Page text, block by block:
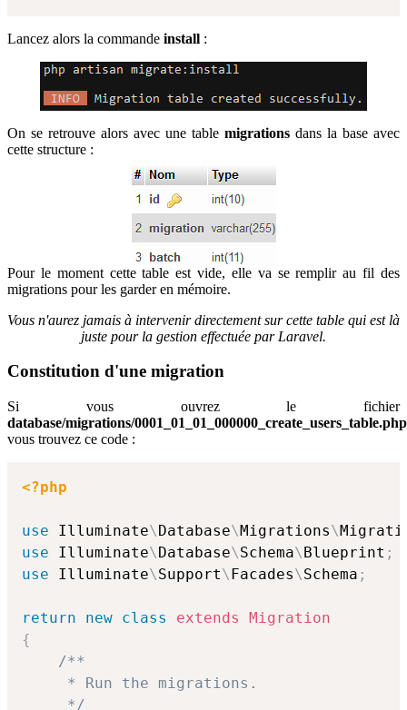
Lancez alors la commande install :
On se retrouve alors avec une table migrations dans la base avec
cette structure :
Pour le moment cette table est vide, elle va se remplir au fil des
migrations pour les garder en mémoire.
Vous n'aurez jamais à intervenir directement sur cette table qui est là
juste pour la gestion effectuée par Laravel.
Constitution d'une migration
Si vous ouvrez le fichier
database/migrations/0001_01_01_000000_create_users_table.php
vous trouvez ce code :
<?php
use Illuminate\Database\Migrations\
use
Illuminate\Database\Schema\Blueprint ;
use
Illuminate\Support\Facades\Schema ;
return new class extends
Migration
{
/**
     * Run the migrations.
     */